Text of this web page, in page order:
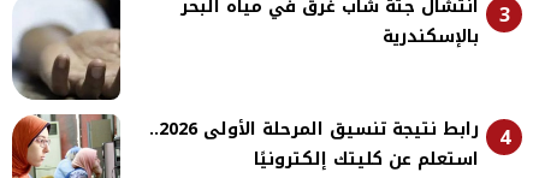
3
انتشال جثة شاب غرق في مياه البحر
بالإسكندرية
4
رابط نتيجة تنسيق المرحلة الأولى 2026..
استعلم عن كليتك إلكترونيًا